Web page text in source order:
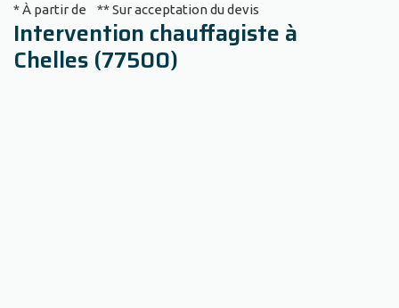
* À partir de ** Sur acceptation du devis
Intervention chauffagiste à
Chelles (77500)